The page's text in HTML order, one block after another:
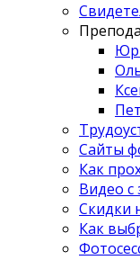
Сайты
Как
Видео с
Скидки
Как